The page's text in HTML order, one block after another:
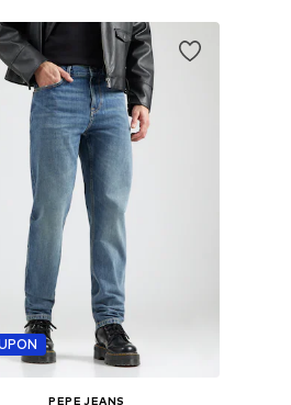
PEPE JEANS